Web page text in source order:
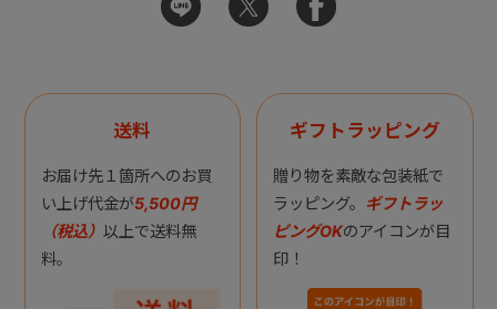
送料
お届け先１箇所へのお買
い上げ代金が5,500円
（税込） 以上で送料無
料。
ギフトラッピング
贈り物を素敵な包装紙で
ラッピング。 ギフトラッ
ピングOKのアイコンが目
印！